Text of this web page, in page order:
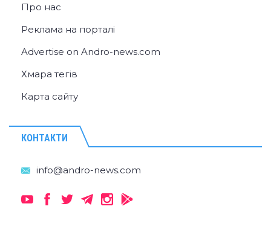
Про нас
Реклама на порталі
Advertise on Andro-news.com
Хмара тегів
Карта сайту
КОНТАКТИ